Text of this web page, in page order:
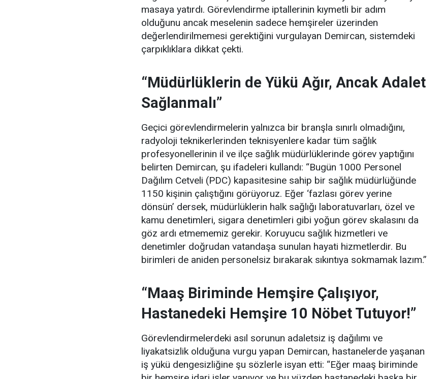
masaya yatırdı. Görevlendirme iptallerinin kıymetli bir adım
olduğunu ancak meselenin sadece hemşireler üzerinden
değerlendirilmemesi gerektiğini vurgulayan Demircan, sistemdeki
çarpıklıklara dikkat çekti.
“Müdürlüklerin de Yükü Ağır, Ancak Adalet
Sağlanmalı”
Geçici görevlendirmelerin yalnızca bir branşla sınırlı olmadığını,
radyoloji teknikerlerinden teknisyenlere kadar tüm sağlık
profesyonellerinin il ve ilçe sağlık müdürlüklerinde görev yaptığını
belirten Demircan, şu ifadeleri kullandı: “Bugün 1000 Personel
Dağılım Cetveli (PDC) kapasitesine sahip bir sağlık müdürlüğünde
1150 kişinin çalıştığını görüyoruz. Eğer ‘fazlası görev yerine
dönsün’ dersek, müdürlüklerin halk sağlığı laboratuvarları, özel ve
kamu denetimleri, sigara denetimleri gibi yoğun görev skalasını da
göz ardı etmememiz gerekir. Koruyucu sağlık hizmetleri ve
denetimler doğrudan vatandaşa sunulan hayati hizmetlerdir. Bu
birimleri de aniden personelsiz bırakarak sıkıntıya sokmamak lazım.”
“Maaş Biriminde Hemşire Çalışıyor,
Hastanedeki Hemşire 10 Nöbet Tutuyor!”
Görevlendirmelerdeki asıl sorunun adaletsiz iş dağılımı ve
liyakatsizlik olduğuna vurgu yapan Demircan, hastanelerde yaşanan
iş yükü dengesizliğine şu sözlerle isyan etti: “Eğer maaş biriminde